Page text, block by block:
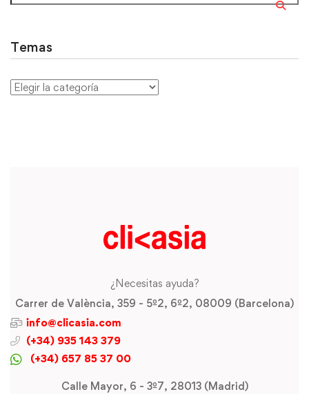
Temas
¿Necesitas ayuda?
Carrer de València, 359 - 5º2, 6º2, 08009 (Barcelona)
info@clicasia.com
(+34) 935 143 379
(+34) 657 85 37 00
Calle Mayor, 6 - 3º7, 28013 (Madrid)